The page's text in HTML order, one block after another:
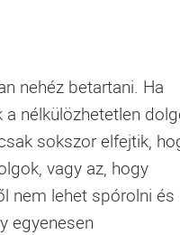
nehéz betartani. Ha
nélkülözhetetlen
sokszor elfejtik,
vagy az, hogy
nem lehet spórolni és
egyenesen